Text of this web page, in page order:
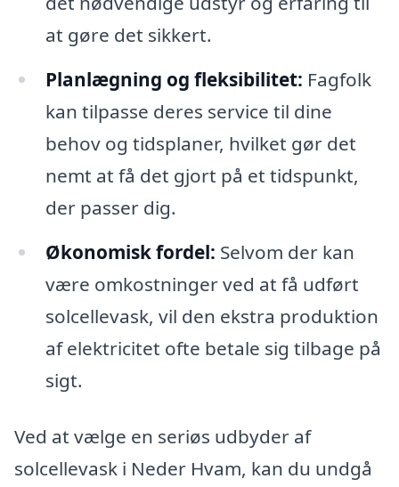
at gøre det sikkert.
Planlægning og fleksibilitet: Fagfolk
kan tilpasse deres service til dine
behov og tidsplaner, hvilket gør det
nemt at få det gjort på et tidspunkt,
der passer dig.
Økonomisk fordel: Selvom der kan
være omkostninger ved at få udført
solcellevask, vil den ekstra produktion
af elektricitet ofte betale sig tilbage på
sigt.
Ved at vælge en seriøs udbyder af
solcellevask i Neder Hvam, kan du undgå